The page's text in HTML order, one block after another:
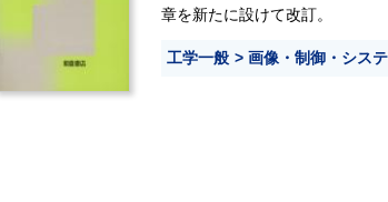
章を新たに設けて改訂。
工学一般 画像・制御・シス